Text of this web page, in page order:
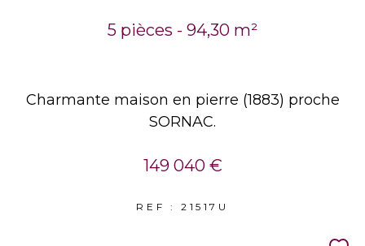
5 pièces - 94,30 m²
Charmante maison en pierre (1883) proche
SORNAC.
149 040 €
REF : 21517U